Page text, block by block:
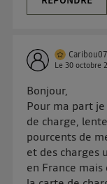
Caribou07
Le30 octobre
Bonjour,
Pour ma part
de charge,
pourcents de
et des charges
en France